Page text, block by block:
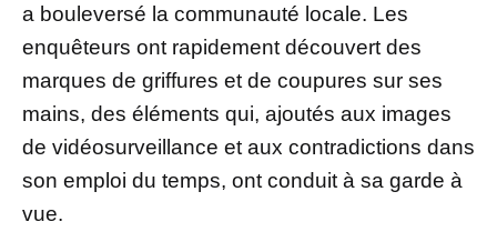
a bouleversé la communauté locale. Les
enquêteurs ont rapidement découvert des
marques de griffures et de coupures sur ses
mains, des éléments qui, ajoutés aux images
de vidéosurveillance et aux contradictions dans
son emploi du temps, ont conduit à sa garde à
vue.